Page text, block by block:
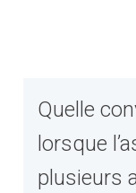
Quelle
lorsque
plusieurs